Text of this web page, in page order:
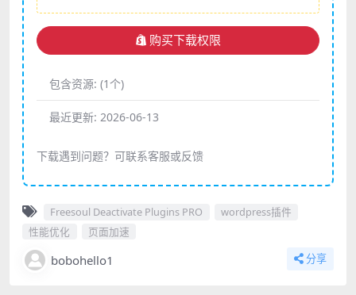
购买下载权限
包含资源: (1个)
最近更新: 2026-06-13
下载遇到问题？可联系客服或反馈
Freesoul Deactivate Plugins PRO
wordpress插件
性能优化
页面加速
bobohello1 分享